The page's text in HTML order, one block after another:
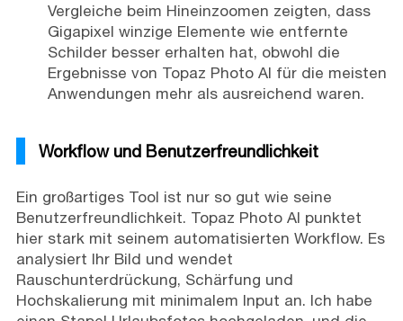
Vergleiche beim Hineinzoomen zeigten, dass
Gigapixel winzige Elemente wie entfernte
Schilder besser erhalten hat, obwohl die
Ergebnisse von Topaz Photo AI für die meisten
Anwendungen mehr als ausreichend waren.
Workflow und Benutzerfreundlichkeit
Ein großartiges Tool ist nur so gut wie seine
Benutzerfreundlichkeit. Topaz Photo AI punktet
hier stark mit seinem automatisierten Workflow. Es
analysiert Ihr Bild und wendet
Rauschunterdrückung, Schärfung und
Hochskalierung mit minimalem Input an. Ich habe